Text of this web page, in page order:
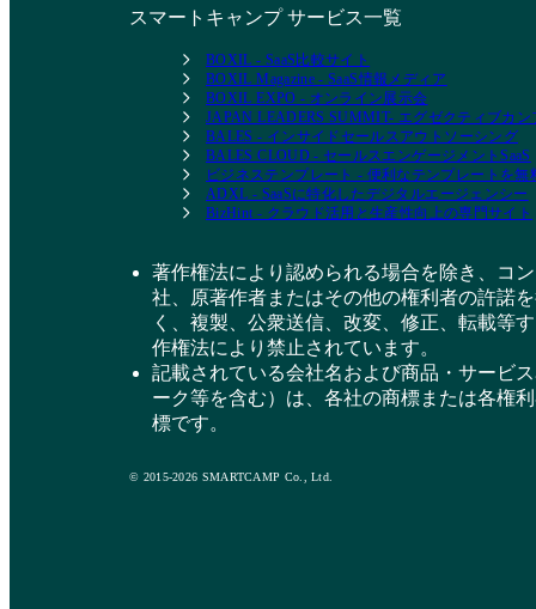
スマートキャンプ サービス一覧
BOXIL - SaaS比較サイト
BOXIL Magazine - SaaS情報メディア
BOXIL EXPO - オンライン展示会
JAPAN LEADERS SUMMIT- エグゼクティブカン
BALES - インサイドセールスアウトソーシング
BALES CLOUD - セールスエンゲージメントSaaS
ビジネステンプレート - 便利なテンプレートを無
ADXL - SaaSに特化したデジタルエージェンシー
BizHint - クラウド活用と生産性向上の専門サイト
著作権法により認められる場合を除き、コ
社、原著作者またはその他の権利者の許諾
く、複製、公衆送信、改変、修正、転載等
作権法により禁止されています。
記載されている会社名および商品・サービ
ーク等を含む）は、各社の商標または各権
標です。
© 2015-2026 SMARTCAMP Co., Ltd.